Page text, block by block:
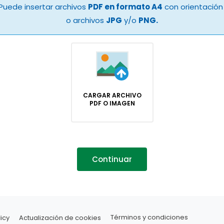
insertar archivos PDF en formato A4 con
o archivos JPG y/o PNG.
CARGAR ARCHIVO
PDF O IMAGEN
Continuar
Actualización de cookies Términos y condiciones